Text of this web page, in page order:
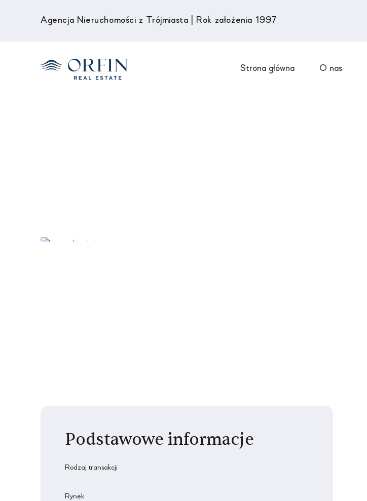
Agencja Nieruchomości z Trójmiasta | Rok założenia 1997
Strona główna O nas
Podstawowe informacje
Rodzaj transakcji
Rynek